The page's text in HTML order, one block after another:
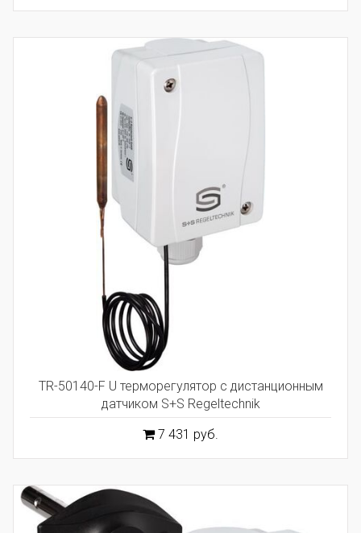
TR-50140-F U терморегулятор с дистанционным
датчиком S+S Regeltechnik
7 431 руб.